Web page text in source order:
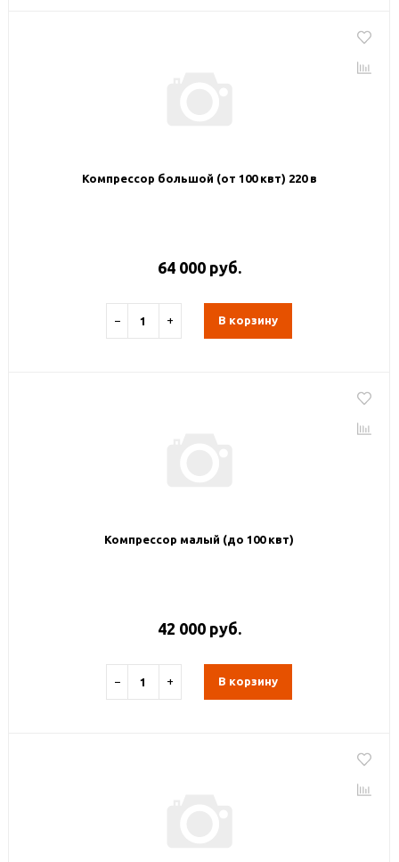
Компрессор большой (от 100 квт) 220 в
64 000 руб.
− + В корзину
Компрессор малый (до 100 квт)
42 000 руб.
− + В корзину